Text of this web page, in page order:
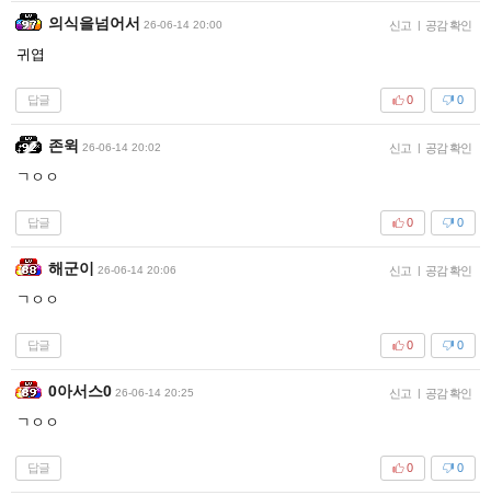
의식을넘어서 26-06-14 20:00 신고 | 공감 확인
귀엽
답글 0
0
존윅 26-06-14 20:02 신고 | 공감 확인
ㄱㅇㅇ
답글 0
0
해군이 26-06-14 20:06 신고 | 공감 확인
ㄱㅇㅇ
답글 0
0
0아서스0 26-06-14 20:25 신고 | 공감 확인
ㄱㅇㅇ
답글 0
0